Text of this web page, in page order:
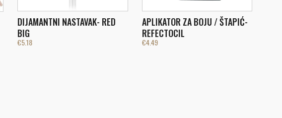
DIJAMANTNI NASTAVAK- RED
BIG
€5.18
APLIKATOR ZA BOJU / ŠTAPIĆ-
REFECTOCIL
€4.49